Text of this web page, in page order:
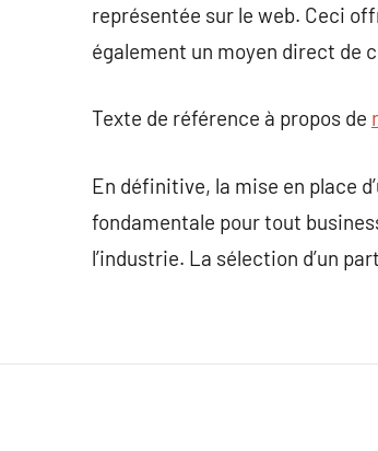
représentée sur le web. Ceci
également un moyen direct de
Texte de référence à propos de
En définitive, la mise en place
fondamentale pour tout
l’industrie. La sélection d’un